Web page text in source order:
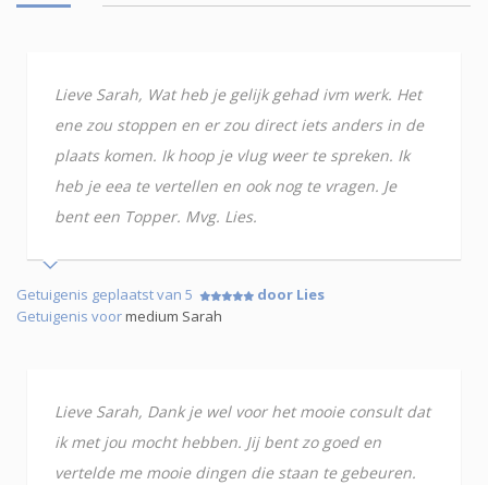
Lieve Sarah, Wat heb je gelijk gehad ivm werk. Het
ene zou stoppen en er zou direct iets anders in de
plaats komen. Ik hoop je vlug weer te spreken. Ik
heb je eea te vertellen en ook nog te vragen. Je
bent een Topper. Mvg. Lies.
Getuigenis geplaatst van 5
door Lies
Getuigenis voormedium Sarah
Lieve Sarah, Dank je wel voor het mooie consult dat
ik met jou mocht hebben. Jij bent zo goed en
vertelde me mooie dingen die staan te gebeuren.